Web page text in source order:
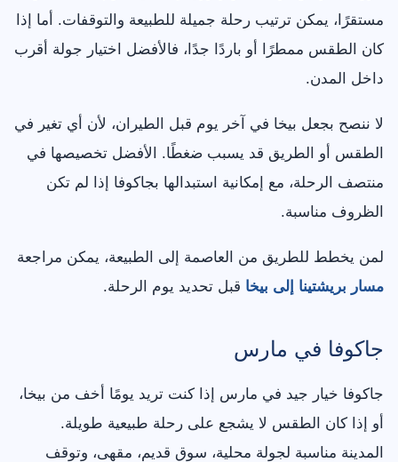
مستقرًا، يمكن ترتيب رحلة جميلة للطبيعة والتوقفات. أما إذا
كان الطقس ممطرًا أو باردًا جدًا، فالأفضل اختيار جولة أقرب
داخل المدن.
لا ننصح بجعل بيخا في آخر يوم قبل الطيران، لأن أي تغير في
الطقس أو الطريق قد يسبب ضغطًا. الأفضل تخصيصها في
منتصف الرحلة، مع إمكانية استبدالها بجاكوفا إذا لم تكن
الظروف مناسبة.
لمن يخطط للطريق من العاصمة إلى الطبيعة، يمكن مراجعة
مسار بريشتينا إلى بيخا قبل تحديد يوم الرحلة.
جاكوفا في مارس
جاكوفا خيار جيد في مارس إذا كنت تريد يومًا أخف من بيخا،
أو إذا كان الطقس لا يشجع على رحلة طبيعية طويلة.
المدينة مناسبة لجولة محلية، سوق قديم، مقهى، وتوقف